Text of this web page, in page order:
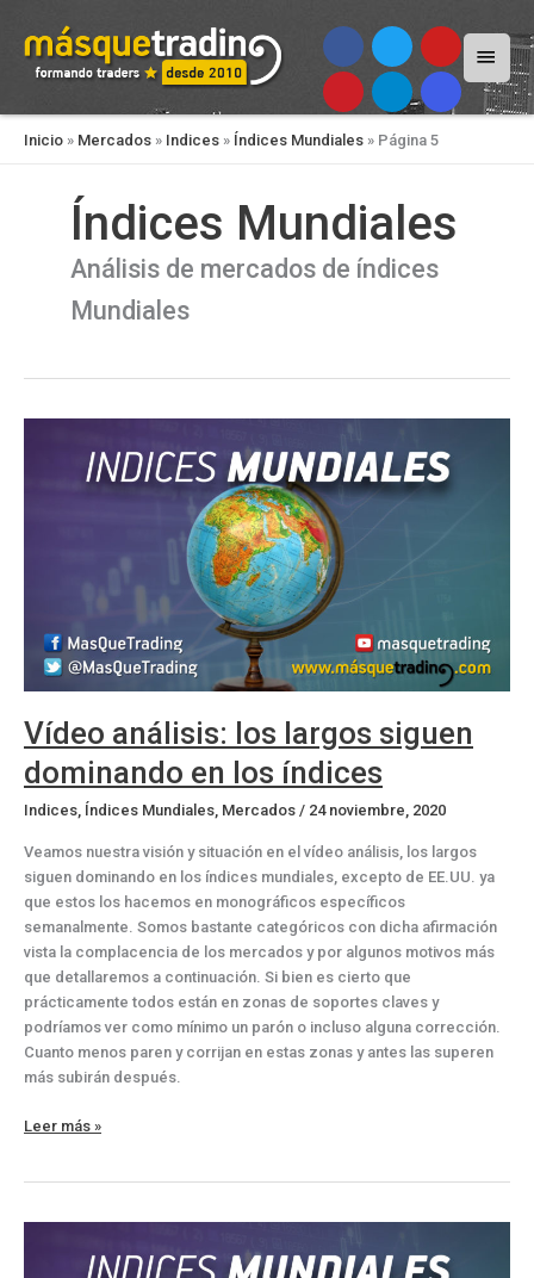
Menú
Inicio » Mercados » Indices » Índices Mundiales » Página 5
Índices Mundiales
Análisis de mercados de índices
Mundiales
Vídeo análisis: los largos siguen
dominando en los índices
Indices Índices Mundiales Mercados / 24 noviembre, 2020
Veamos nuestra visión y situación en el vídeo análisis, los largos
siguen dominando en los índices mundiales, excepto de EE.UU. ya
que estos los hacemos en monográficos específicos
semanalmente. Somos bastante categóricos con dicha afirmación
vista la complacencia de los mercados y por algunos motivos más
que detallaremos a continuación. Si bien es cierto que
prácticamente todos están en zonas de soportes claves y
podríamos ver como mínimo un parón o incluso alguna corrección.
Cuanto menos paren y corrijan en estas zonas y antes las superen
más subirán después.
Vídeo
siguen
Leer más »